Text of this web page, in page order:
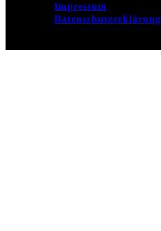
Impressum
Datenschutzerklärung